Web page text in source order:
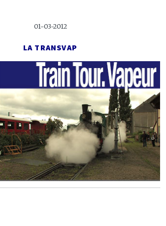
01-03-2012
LA TRANSVAP